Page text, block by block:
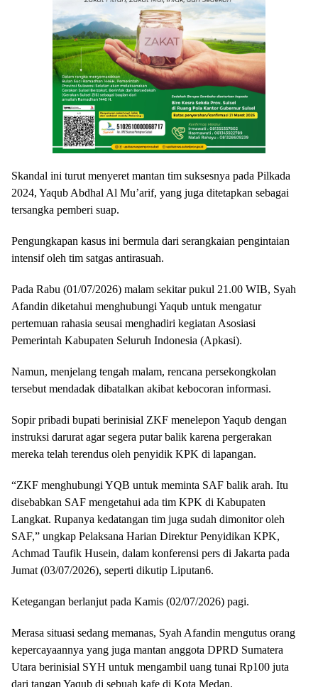
Skandal ini turut menyeret mantan tim suksesnya pada Pilkada
2024, Yaqub Abdhal Al Mu’arif, yang juga ditetapkan sebagai
tersangka pemberi suap.
Pengungkapan kasus ini bermula dari serangkaian pengintaian
intensif oleh tim satgas antirasuah.
Pada Rabu (01/07/2026) malam sekitar pukul 21.00 WIB, Syah
Afandin diketahui menghubungi Yaqub untuk mengatur
pertemuan rahasia seusai menghadiri kegiatan Asosiasi
Pemerintah Kabupaten Seluruh Indonesia (Apkasi).
Namun, menjelang tengah malam, rencana persekongkolan
tersebut mendadak dibatalkan akibat kebocoran informasi.
Sopir pribadi bupati berinisial ZKF menelepon Yaqub dengan
instruksi darurat agar segera putar balik karena pergerakan
mereka telah terendus oleh penyidik KPK di lapangan.
“ZKF menghubungi YQB untuk meminta SAF balik arah. Itu
disebabkan SAF mengetahui ada tim KPK di Kabupaten
Langkat. Rupanya kedatangan tim juga sudah dimonitor oleh
SAF,” ungkap Pelaksana Harian Direktur Penyidikan KPK,
Achmad Taufik Husein, dalam konferensi pers di Jakarta pada
Jumat (03/07/2026), seperti dikutip Liputan6.
Ketegangan berlanjut pada Kamis (02/07/2026) pagi.
Merasa situasi sedang memanas, Syah Afandin mengutus orang
kepercayaannya yang juga mantan anggota DPRD Sumatera
Utara berinisial SYH untuk mengambil uang tunai Rp100 juta
dari tangan Yaqub di sebuah kafe di Kota Medan.